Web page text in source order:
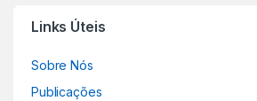
Links Úteis
Sobre Nós
Publicações